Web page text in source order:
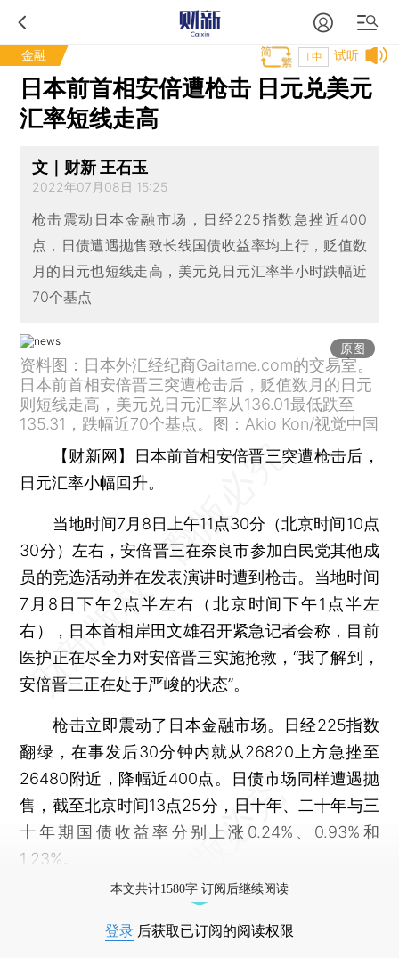
金融 试听
T中
日本前首相安倍遭枪击 日元兑美元
汇率短线走高
文｜财新 王石玉
2022年07月08日 15:25
枪击震动日本金融市场，日经225指数急挫近400
点，日债遭遇抛售致长线国债收益率均上行，贬值数
月的日元也短线走高，美元兑日元汇率半小时跌幅近
70个基点
原图
资料图：日本外汇经纪商Gaitame.com的交易室。
日本前首相安倍晋三突遭枪击后，贬值数月的日元
则短线走高，美元兑日元汇率从136.01最低跌至
135.31，跌幅近70个基点。图：Akio Kon/视觉中国
【财新网】
日本前首相安倍晋三突遭枪击后，
日元汇率小幅回升。
当地时间7月8日上午11点30分（北京时间10点
30分）左右，安倍晋三在奈良市参加自民党其他成
员的竞选活动并在发表演讲时遭到枪击。当地时间
7月8日下午2点半左右（北京时间下午1点半左
右），日本首相岸田文雄召开紧急记者会称，目前
医护正在尽全力对安倍晋三实施抢救，“我了解到，
安倍晋三正在处于严峻的状态”。
枪击立即震动了日本金融市场。日经225指数
翻绿，在事发后30分钟内就从26820上方急挫至
26480附近，降幅近400点。日债市场同样遭遇抛
售，截至北京时间13点25分，日十年、二十年与三
十年期国债收益率分别上涨0.24%、0.93%和
1.23%。
本文共计1580字 订阅后继续阅读
登录 后获取已订阅的阅读权限